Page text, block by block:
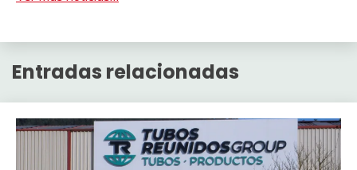
Entradas relacionadas